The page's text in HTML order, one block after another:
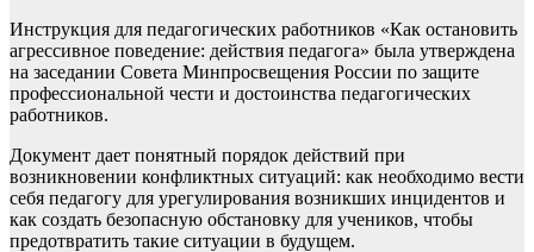
Инструкция для педагогических работников «Как остановить
агрессивное поведение: действия педагога» была утверждена
на заседании Совета Минпросвещения России по защите
профессиональной чести и достоинства педагогических
работников.
Документ дает понятный порядок действий при
возникновении конфликтных ситуаций: как необходимо вести
себя педагогу для урегулирования возникших инцидентов и
как создать безопасную обстановку для учеников, чтобы
предотвратить такие ситуации в будущем.